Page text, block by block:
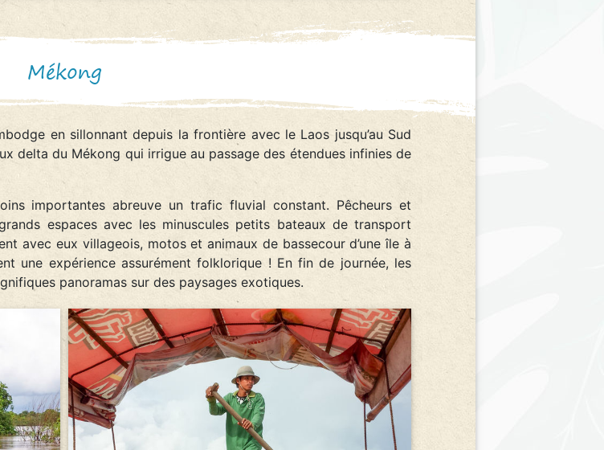
Mékong
en sillonnant depuis la frontière avec le Laos jusqu’au Sud
delta du Mékong qui irrigue au passage des étendues infinies de
importantes abreuve un trafic fluvial constant. Pêcheurs et
espaces avec les minuscules petits bateaux de transport
avec eux villageois, motos et animaux de bassecour d’une île à
une expérience assurément folklorique ! En fin de journée, les
panoramas sur des paysages exotiques.